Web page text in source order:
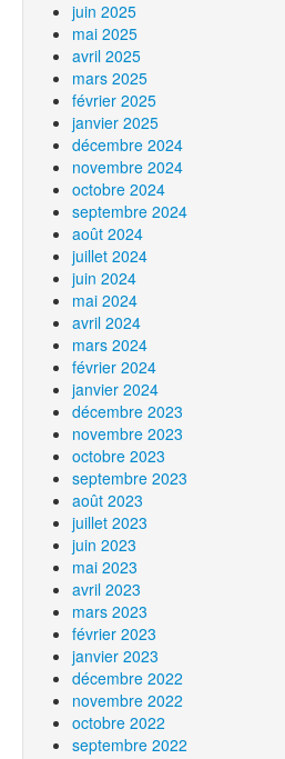
juin 2025
mai 2025
avril 2025
mars 2025
février 2025
janvier 2025
décembre 2024
novembre 2024
octobre 2024
septembre 2024
août 2024
juillet 2024
juin 2024
mai 2024
avril 2024
mars 2024
février 2024
janvier 2024
décembre 2023
novembre 2023
octobre 2023
septembre 2023
août 2023
juillet 2023
juin 2023
mai 2023
avril 2023
mars 2023
février 2023
janvier 2023
décembre 2022
novembre 2022
octobre 2022
septembre 2022